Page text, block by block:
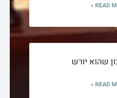
READ
שהוא יורש
READ